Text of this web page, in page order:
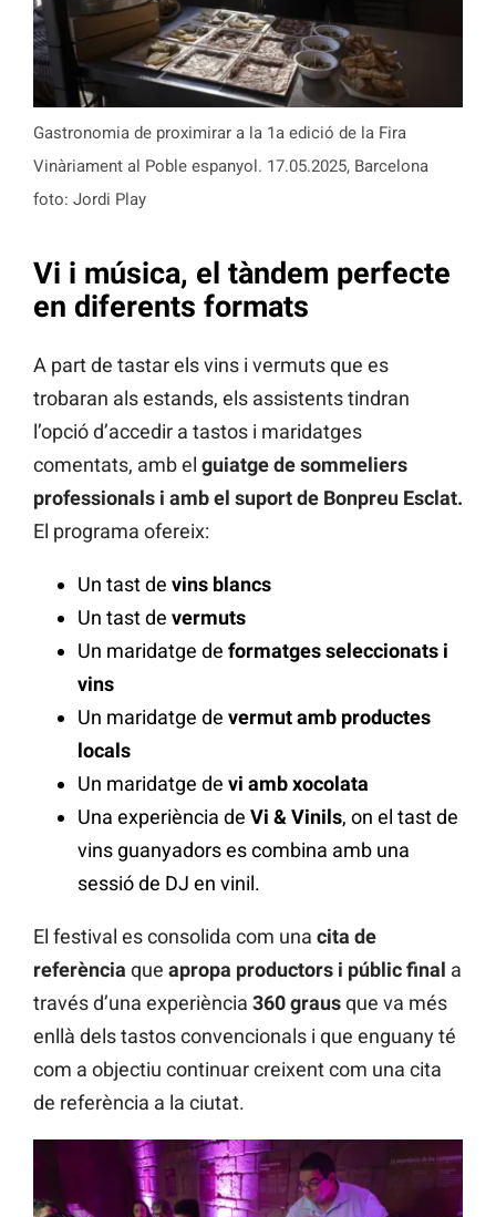
Gastronomia de proximirar a la 1a edició de la Fira
Vinàriament al Poble espanyol. 17.05.2025, Barcelona
foto: Jordi Play
Vi i música, el tàndem perfecte
en diferents formats
A part de tastar els vins i vermuts que es
trobaran als estands, els assistents tindran
l’opció d’accedir a tastos i maridatges
comentats, amb el guiatge de sommeliers
professionals i amb el suport de Bonpreu Esclat.
El programa ofereix:
Un tast de vins blancs
Un tast de vermuts
Un maridatge de formatges seleccionats i
vins
Un maridatge de vermut amb productes
locals
Un maridatge de vi amb xocolata
Una experiència de Vi & Vinils, on el tast de
vins guanyadors es combina amb una
sessió de DJ en vinil.
El festival es consolida com una cita de
referència que apropa productors i públic final a
través d’una experiència 360 grausque va més
enllà dels tastos convencionals i que enguany té
com a objectiu continuar creixent com una cita
de referència a la ciutat.